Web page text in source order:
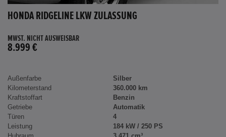
HONDA RIDGELINE LKW ZULASSUNG
MWST. NICHT AUSWEISBAR
8.999 €
Außenfarbe
Silber
Kilometerstand
360.000 km
Kraftstoffart
Benzin
Getriebe
Automatik
Türen
4
Leistung
184 kW / 250 PS